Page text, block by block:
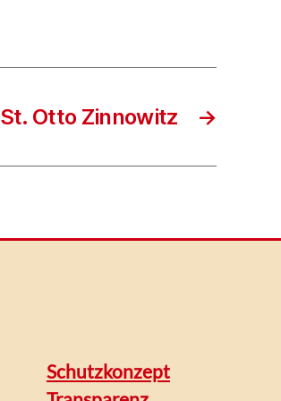
→
St. Otto Zinnowitz
Schutzkonzept